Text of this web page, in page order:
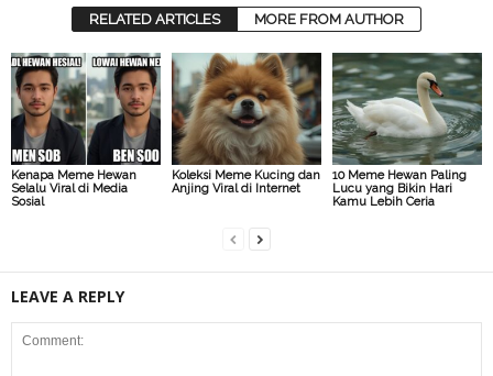
RELATED ARTICLES MORE FROM AUTHOR
Kenapa Meme Hewan
Selalu Viral di Media
Sosial
Koleksi Meme Kucing dan
Anjing Viral di Internet
10 Meme Hewan Paling
Lucu yang Bikin Hari
Kamu Lebih Ceria
LEAVE A REPLY